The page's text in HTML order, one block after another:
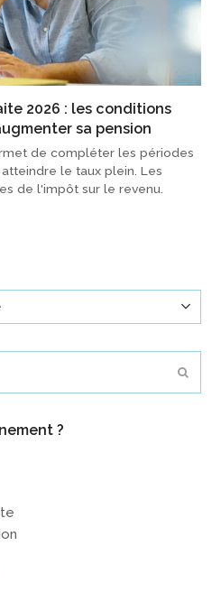
2026 : les conditions
sa pension
de compléter les périodes
le taux plein. Les
de l'impôt sur le revenu.
?